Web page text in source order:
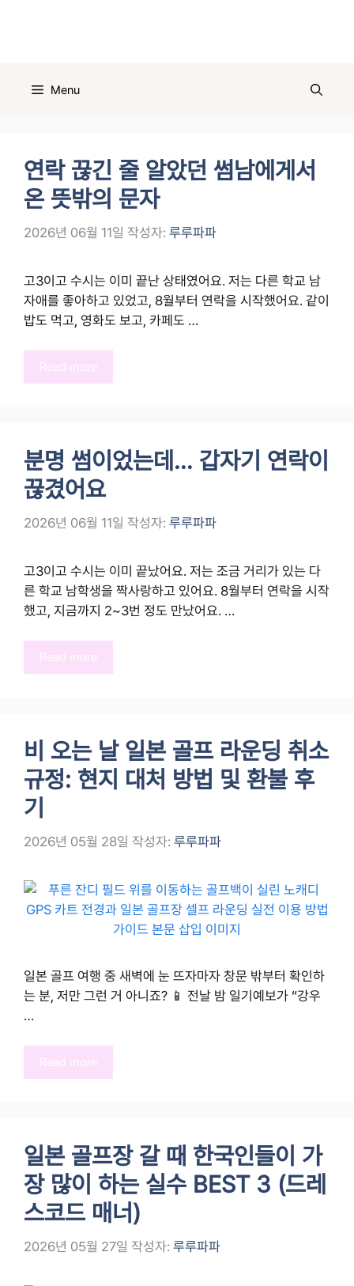
Menu
연락 끊긴 줄 알았던 썸남에게서
온 뜻밖의 문자
2026년 06월 11일 작성자: 루루파파
고3이고 수시는 이미 끝난 상태였어요. 저는 다른 학교 남
자애를 좋아하고 있었고, 8월부터 연락을 시작했어요. 같이
밥도 먹고, 영화도 보고, 카페도 …
Read more
분명 썸이었는데… 갑자기 연락이
끊겼어요
2026년 06월 11일 작성자: 루루파파
고3이고 수시는 이미 끝났어요. 저는 조금 거리가 있는 다
른 학교 남학생을 짝사랑하고 있어요. 8월부터 연락을 시작
했고, 지금까지 2~3번 정도 만났어요. …
Read more
비 오는 날 일본 골프 라운딩 취소
규정: 현지 대처 방법 및 환불 후
기
2026년 05월 28일 작성자: 루루파파
일본 골프 여행 중 새벽에 눈 뜨자마자 창문 밖부터 확인하
는 분, 저만 그런 거 아니죠? 📱 전날 밤 일기예보가 “강우
…
Read more
일본 골프장 갈 때 한국인들이 가
장 많이 하는 실수 BEST 3 (드레
스코드 매너)
2026년 05월 27일 작성자: 루루파파